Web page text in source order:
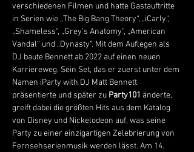
verschiedenen Filmen und hatte Gastauftritte
in Serien wie „The Big Bang Theory“, „iCarly“,
„Shameless“, „Grey’s Anatomy“, „American
Vandal“ und „Dynasty“. Mit dem Auflegen als
DJ baute Bennett ab 2022 auf einen neuen
Karriereweg. Sein Set, das er zuerst unter dem
Namen iParty with DJ Matt Bennett
präsentierte und später zu Party101 änderte,
greift dabei die größten Hits aus dem Katalog
von Disney und Nickelodeon auf, was seine
Party zu einer einzigartigen Zelebrierung von
Fernsehserienmusik werden lässt. Am 14.